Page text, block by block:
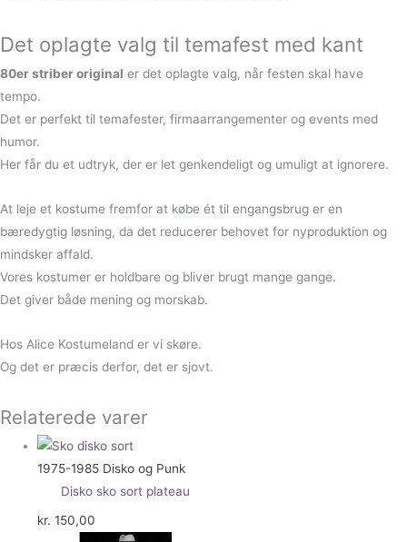
Det oplagte valg til temafest med kant
80er striber original er det oplagte valg, når festen skal have
tempo.
Det er perfekt til temafester, firmaarrangementer og events med
humor.
Her får du et udtryk, der er let genkendeligt og umuligt at ignorere.
At leje et kostume fremfor at købe ét til engangsbrug er en
bæredygtig løsning, da det reducerer behovet for nyproduktion og
mindsker affald.
Vores kostumer er holdbare og bliver brugt mange gange.
Det giver både mening og morskab.
Hos Alice Kostumeland er vi skøre.
Og det er præcis derfor, det er sjovt.
Relaterede varer
1975-1985 Disko og Punk
Disko sko sort plateau
kr. 150,00